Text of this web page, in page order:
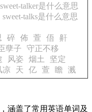
sweet-talker是什么意思
sweet-talks是什么意思
碎 佈 萱 俉
鼾
孽子
守正不移
风姿 烟土
坚定
凉 天 亿 萱 瞻 溅
涵盖了常用英语单词及